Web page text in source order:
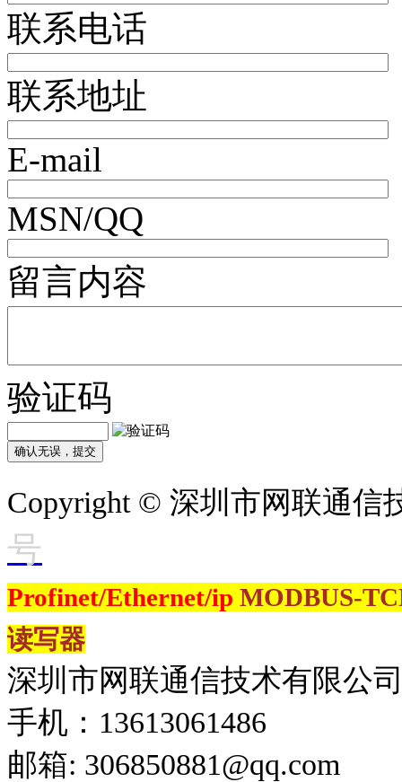
联系电话
联系地址
E-mail
MSN/QQ
留言内容
验证码
Copyright © 深圳市网联通
号
Profinet/Ethernet/ip MODBUS-
读写器
深圳市网联通信技术有限公
手机：13613061486
邮箱: 306850881​@qq.com